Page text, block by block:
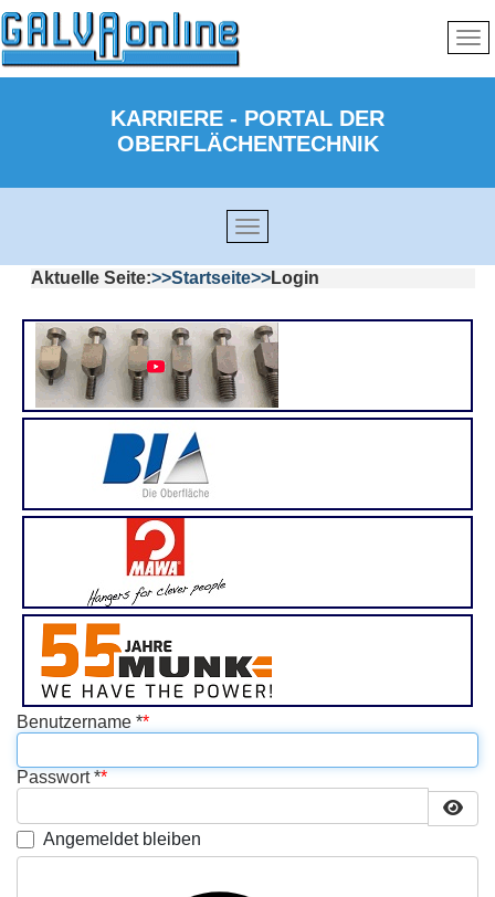
KARRIERE - PORTAL DER
OBERFLÄCHENTECHNIK
Aktuelle Seite: Startseite Login
Benutzername *
Passwort*
Angemeldet bleiben